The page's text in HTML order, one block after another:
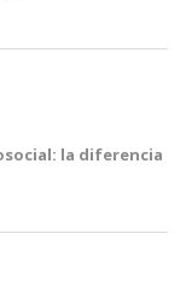
la diferencia